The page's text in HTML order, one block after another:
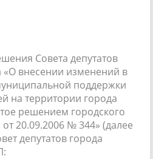
Совета депутатов
«О внесении изменений в
поддержки
на территории города
решением городского
20.09.2006 № 344» (далее
депутатов города